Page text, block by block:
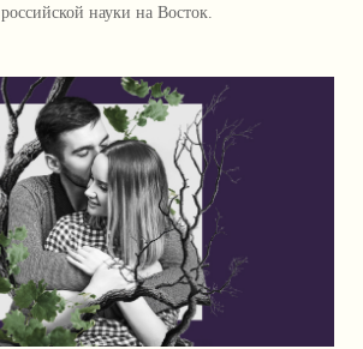
науки на Восток.